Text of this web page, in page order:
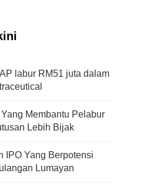
labur RM51 juta dalam
Membantu Pelabur
Lebih Bijak
IPO Yang Berpotensi
Lumayan